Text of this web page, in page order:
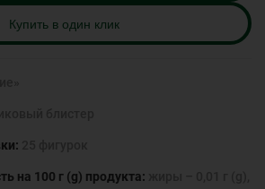
Купить в один клик
на 100 г (g) продукта: